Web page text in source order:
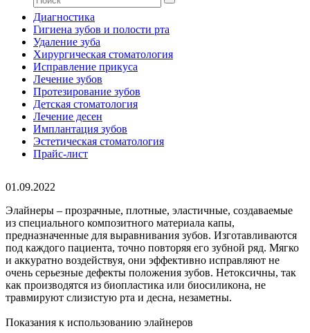
Диагностика
Гигиена зубов и полости рта
Удаление зуба
Хирургическая стоматология
Исправление прикуса
Лечение зубов
Протезирование зубов
Детская стоматология
Лечение десен
Имплантация зубов
Эстетическая стоматология
Прайс-лист
01.09.2022
Элайнеры – прозрачные, плотные, эластичные, создаваемые
из специального композитного материала капы,
предназначенные для выравнивания зубов. Изготавливаются
под каждого пациента, точно повторяя его зубной ряд. Мягко
и аккуратно воздействуя, они эффективно исправляют не
очень серьезные дефекты положения зубов. Нетоксичны, так
как производятся из биопластика или биосиликона, не
травмируют слизистую рта и десна, незаметны.
Показания к использованию элайнеров